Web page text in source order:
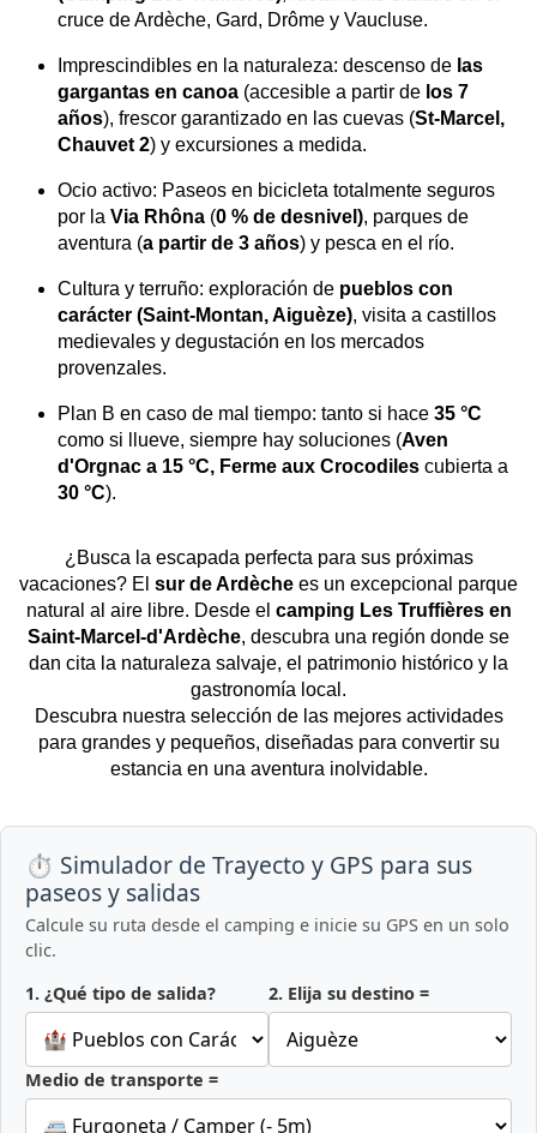
cruce de Ardèche, Gard, Drôme y Vaucluse.
Imprescindibles en la naturaleza: descenso de las
gargantas en canoa (accesible a partir de los 7
años), frescor garantizado en las cuevas (St-Marcel,
Chauvet 2) y excursiones a medida.
Ocio activo: Paseos en bicicleta totalmente seguros
por la Via Rhôna (0 % de desnivel), parques de
aventura (a partir de 3 años) y pesca en el río.
Cultura y terruño: exploración de pueblos con
carácter (Saint-Montan, Aiguèze), visita a castillos
medievales y degustación en los mercados
provenzales.
Plan B en caso de mal tiempo: tanto si hace 35 °C
como si llueve, siempre hay soluciones (Aven
d'Orgnac a 15 °C, Ferme aux Crocodiles cubierta a
30 °C).
¿Busca la escapada perfecta para sus próximas
vacaciones? El sur de Ardèche es un excepcional parque
natural al aire libre. Desde el camping Les Truffières en
Saint-Marcel-d'Ardèche, descubra una región donde se
dan cita la naturaleza salvaje, el patrimonio histórico y la
gastronomía local.
Descubra nuestra selección de las mejores actividades
para grandes y pequeños, diseñadas para convertir su
estancia en una aventura inolvidable.
⏱️ Simulador de Trayecto y GPS para sus
paseos y salidas
Calcule su ruta desde el camping e inicie su GPS en un solo
clic.
1. ¿Qué tipo de salida?
2. Elija su destino =
Medio de transporte =